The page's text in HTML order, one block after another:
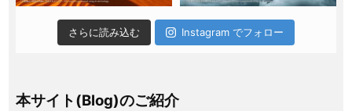
さらに読み込む Instagram でフォロー
本サイト(Blog)のご紹介